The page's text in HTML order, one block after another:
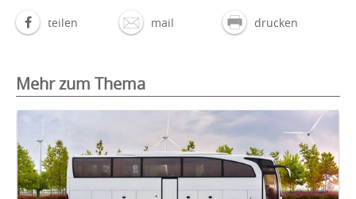
teilen mail drucken
Mehr zum Thema